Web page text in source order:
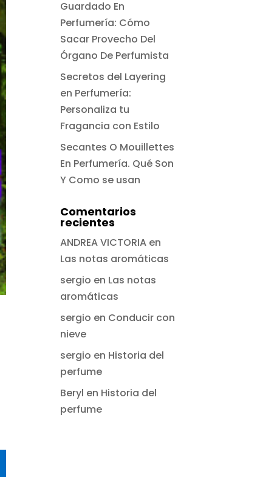
Guardado En
Perfumería: Cómo
Sacar Provecho Del
Órgano De Perfumista
Secretos del Layering
en Perfumería:
Personaliza tu
Fragancia con Estilo
Secantes O Mouillettes
En Perfumería. Qué Son
Y Como se usan
Comentarios
recientes
ANDREA VICTORIA en
Las notas aromáticas
sergio en Las notas
aromáticas
sergio en Conducir con
nieve
sergio en Historia del
perfume
Beryl en Historia del
perfume